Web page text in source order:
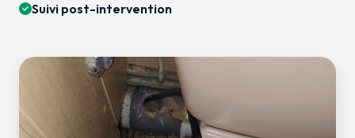
Suivi post-intervention